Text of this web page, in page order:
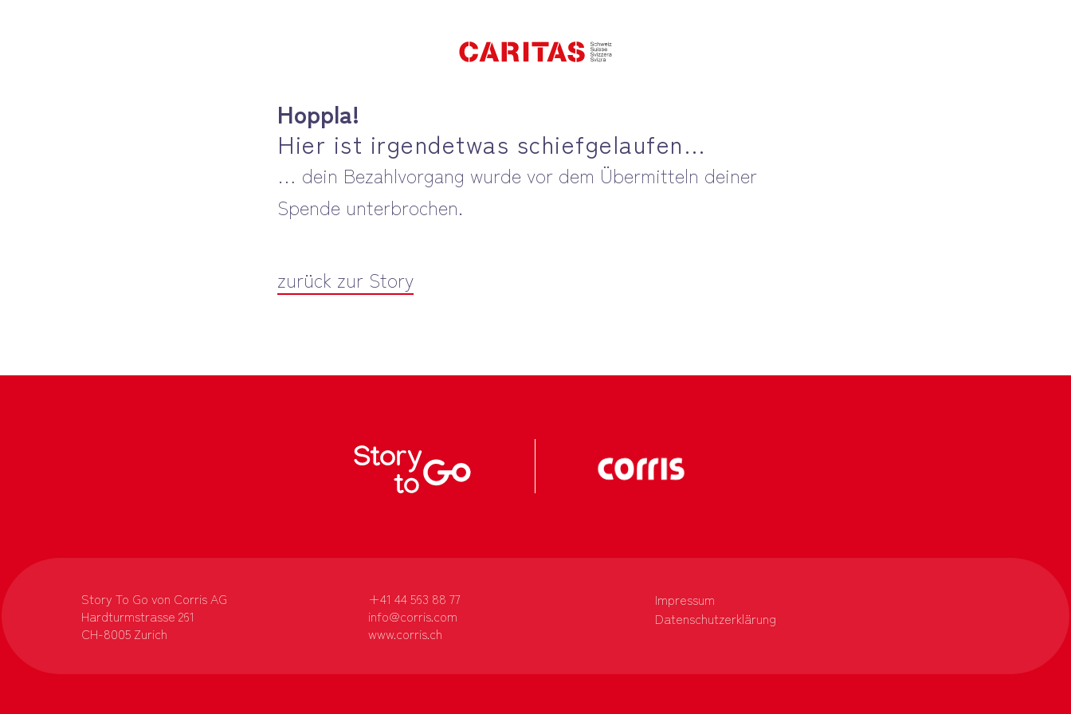
Hoppla!
Hier ist irgendetwas schiefgelaufen…
… dein Bezahlvorgang wurde vor dem Übermitteln deiner
Spende unterbrochen.
zurück zur Story
Story To Go von Corris AG
Hardturmstrasse 261
CH-8005 Zurich
+41 44 563 88 77
info@corris.com
www.corris.ch
Impressum
Datenschutzerklärung